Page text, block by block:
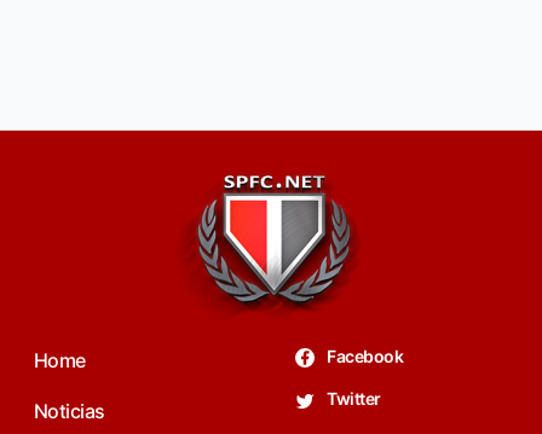
Home
Noticias
Facebook
Twitter